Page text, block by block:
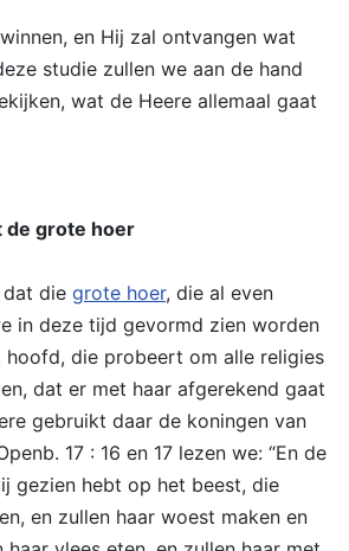
en Hij zal ontvangen wat
studie zullen we aan de hand
wat de Heere allemaal gaat
de grote hoer
dat die grote hoer, die al even
in deze tijd gevormd zien worden
hoofd, die probeert om alle religies
dat er met haar afgerekend gaat
gebruikt daar de koningen van
17 : 16 en 17 lezen we: “En de
gezien hebt op het beest, die
en zullen haar woest maken en